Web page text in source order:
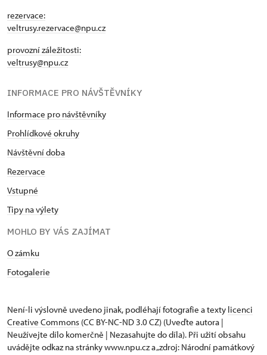
rezervace:
veltrusy.rezervace@npu.cz
provozní záležitosti:
veltrusy@npu.cz
INFORMACE PRO NÁVŠTĚVNÍKY
Informace pro návštěvníky
Prohlídkové okruhy
Návštěvní doba
Rezervace
Vstupné
Tipy na výlety
MOHLO BY VÁS ZAJÍMAT
O zámku
Fotogalerie
Není-li výslovně uvedeno jinak, podléhají fotografie a texty licenci
Creative Commons (CC BY-NC-ND 3.0 CZ) (Uveďte autora |
Neužívejte dílo komerčně | Nezasahujte do díla). Při užití obsahu
uvádějte odkaz na stránky www.npu.cz a „zdroj: Národní památkový